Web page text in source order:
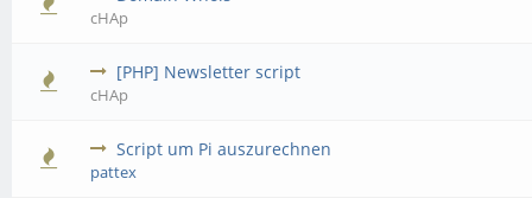
cHAp
[PHP] Newsletter script
cHAp
Script um Pi auszurechnen
pattex